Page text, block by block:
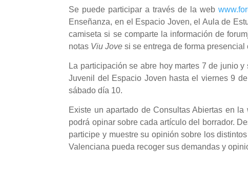
Se puede participar a través de la web
Enseñanza, en el Espacio Joven, el Aula de
camiseta si se comparte la información de
notas Viu Jove si se entrega de forma
La participación se abre hoy martes 7 de junio
Juvenil del Espacio Joven hasta el viernes 9
sábado día 10.
Existe un apartado de Consultas Abiertas en
podrá opinar sobre cada artículo del borrador.
participe y muestre su opinión sobre los
Valenciana pueda recoger sus demandas y